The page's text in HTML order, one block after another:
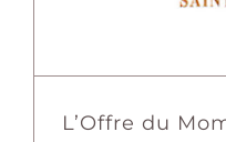
L’Offre du